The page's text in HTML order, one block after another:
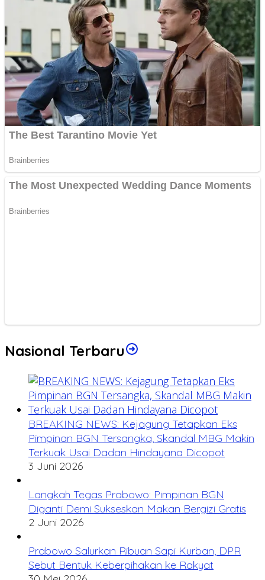
Nasional Terbaru
BREAKING NEWS: Kejagung Tetapkan Eks
Pimpinan BGN Tersangka, Skandal MBG Makin
Terkuak Usai Dadan Hindayana Dicopot
3 Juni 2026
Langkah Tegas Prabowo: Pimpinan BGN
Diganti Demi Sukseskan Makan Bergizi Gratis
2 Juni 2026
Prabowo Salurkan Ribuan Sapi Kurban, DPR
Sebut Bentuk Keberpihakan ke Rakyat